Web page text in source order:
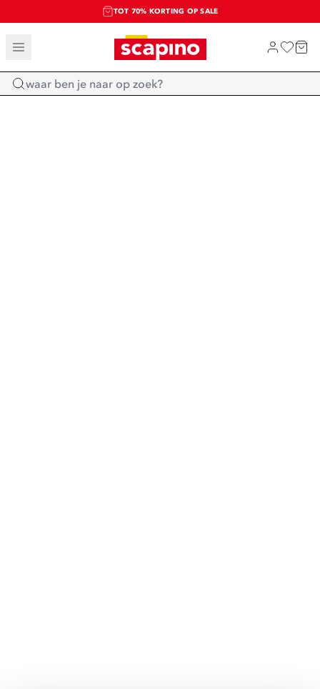
TOT 70% KORTING OP SALE
SALE: LAATSTE KANS!
SHOP NIEUW
Home